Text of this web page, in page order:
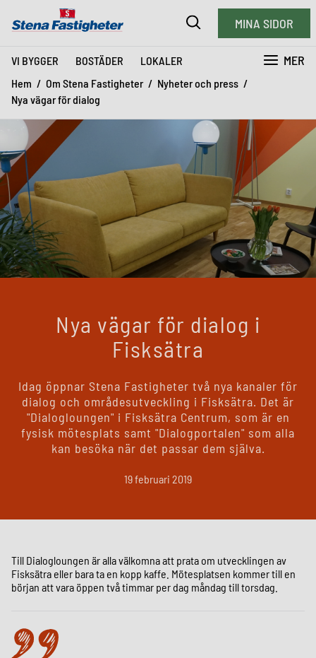
VI BYGGER BOSTÄDER LOKALER MER
MINA SIDOR
Hem Om Stena Fastigheter
Nyheter och press
Nya vägar för dialog
Nya vägar för dialog i
Fisksätra
Idag öppnar Stena Fastigheter två nya kanaler för
dialog och områdesutveckling i Fisksätra. Det är
"Dialogloungen" i Fisksätra Centrum, som är en
fysisk mötesplats samt "Dialogportalen" som alla
kan besöka när det passar dem själva.
19 februari 2019
Till Dialogloungen är alla välkomna att prata om utvecklingen av
Fisksätra eller bara ta en kopp kaffe. Mötesplatsen kommer till en
början att vara öppen två timmar per dag måndag till torsdag.